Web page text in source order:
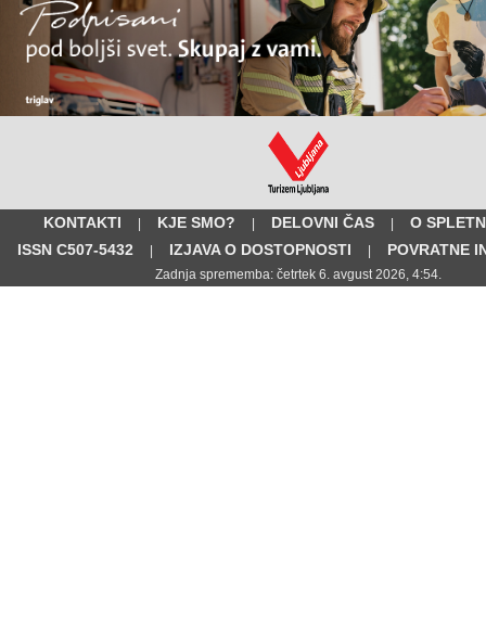
KONTAKTI | KJE SMO? | DELOVNI ČAS |
O
ISSN C507-5432
| IZJAVA O DOSTOPNOSTI | POVRATNE
Zadnja sprememba: četrtek 6. avgust 2026, 4:54.